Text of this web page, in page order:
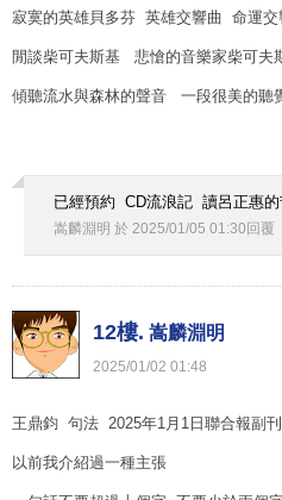
寂寞的英雄貝多芬 英雄交響曲 命運交
閒談柴可夫斯基 悲愴的音樂家柴可夫
傾聽流水與森林的聲音 一段很美的
已經預約 CD流浪記 讀呂正惠的
嵩麟淵明 於 2025/01/05 01:30 回覆
12樓. 嵩麟淵明
2025/01/02 01:48
王鼎鈞 句法 2025年1月1日聯合報副刊
以前我介紹過一種主張